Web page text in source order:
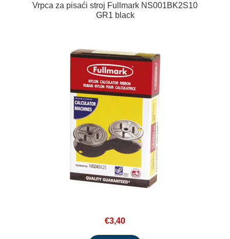
Vrpca za pisaći stroj Fullmark NS001BK2S10
GR1 black
€3,40